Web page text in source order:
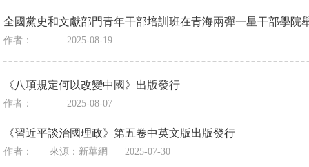
全國黨史和文獻部門青年干部培訓班在青海兩彈一星干部學院
作者： 2025-08-19
《八項規定何以改變中國》出版發行
作者： 2025-08-07
《習近平談治國理政》第五卷中英文版出版發行
作者： 來源： 新華網 2025-07-30